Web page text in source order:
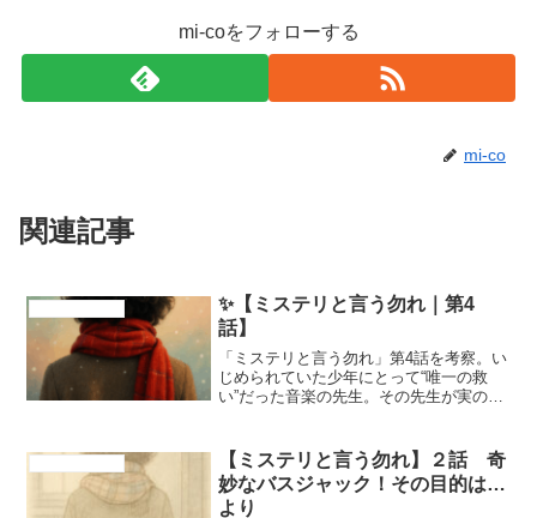
mi-coをフォローする
mi-co
関連記事
✨【ミステリと言う勿れ｜第4
話】
「ミステリと言う勿れ」第4話を考察。い
じめられていた少年にとって“唯一の救
い”だった音楽の先生。その先生が実の母
まとめています。
【ミステリと言う勿れ】２話 奇
妙なバスジャック！その目的は…
より